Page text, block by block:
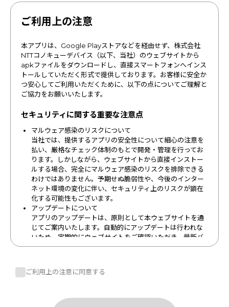
ご利用上の注意
本アプリは、Google Playストアなどを経由せず、株式会社
NTTコノキューデバイス（以下、当社）のウェブサイトから
apkファイルをダウンロードし、直接スマートフォンへインス
トールしていただく形式で提供しております。お客様に安全か
つ安心してご利用いただくために、以下の点についてご理解と
ご協力をお願いいたします。
セキュリティに関する重要な注意点
マルウェア感染のリスクについて
当社では、提供するアプリの安全性について細心の注意を
払い、厳格なチェック体制のもとで開発・管理を行ってお
ります。しかしながら、ウェブサイトから直接インストー
ルする場合、完全にマルウェア感染のリスクを排除できる
わけではありません。予期せぬ脆弱性や、今後のインター
ネット環境の変化に伴い、セキュリティ上のリスクが顕在
化する可能性もございます。
アップデートについて
アプリのアップデートは、原則として本ウェブサイトを通
じてご案内いたします。自動的にアップデートは行われな
いため、定期的にウェブサイトをご確認いただき、最新バ
ージョンでのご利用をお願いいたします。
インストール時の注意点
「提供元不明のアプリ」の許可: Android端末の設定によっ
ご利用上の注意に同意する